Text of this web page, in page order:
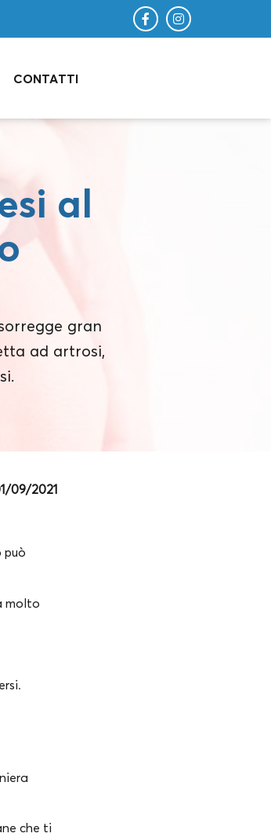
CONTATTI
al
gran
ad artrosi,
09/2021
può
molto
che ti